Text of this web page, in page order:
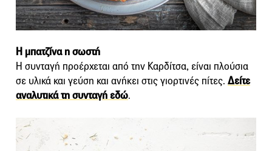
Η μπατζίνα η σωστή
Η συνταγή προέρχεται από την Καρδίτσα, είναι πλούσια
σε υλικά και γεύση και ανήκει στις γιορτινές πίτες. Δείτε
αναλυτικά τη συνταγή εδώ.